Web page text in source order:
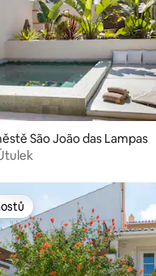
São João das Lampas